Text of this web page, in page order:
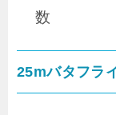
数
25mバタフラ